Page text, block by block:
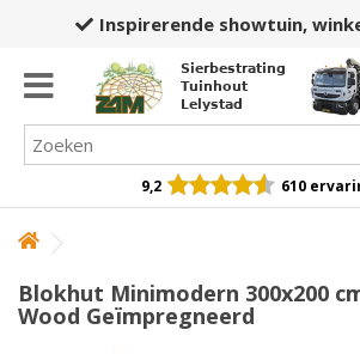
Inspirerende showtuin,
Sierbestrating
Tuinhout
Lelystad
9,2 610
Blokhut Minimodern 300x200
Wood Geïmpregneerd